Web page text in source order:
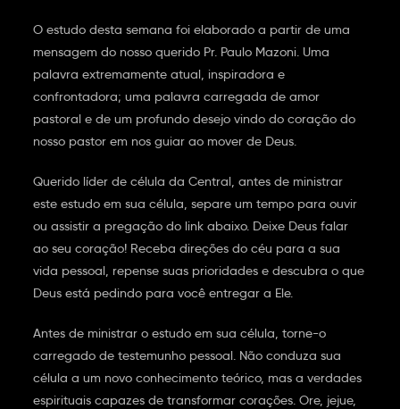
O estudo desta semana foi elaborado a partir de uma
mensagem do nosso querido Pr. Paulo Mazoni. Uma
palavra extremamente atual, inspiradora e
confrontadora; uma palavra carregada de amor
pastoral e de um profundo desejo vindo do coração do
nosso pastor em nos guiar ao mover de Deus.
Querido líder de célula da Central, antes de ministrar
este estudo em sua célula, separe um tempo para ouvir
ou assistir a pregação do link abaixo. Deixe Deus falar
ao seu coração! Receba direções do céu para a sua
vida pessoal, repense suas prioridades e descubra o que
Deus está pedindo para você entregar a Ele.
Antes de ministrar o estudo em sua célula, torne-o
carregado de testemunho pessoal. Não conduza sua
célula a um novo conhecimento teórico, mas a verdades
espirituais capazes de transformar corações. Ore, jejue,